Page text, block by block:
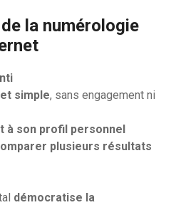
la numérologie
simple, sans engagement ni
à son profil personnel
plusieurs résultats
démocratise la